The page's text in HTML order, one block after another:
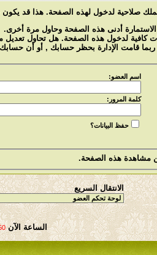
صلاحية لدخول لهذه الصفحة. هذا قد يكون
أدنى هذه الصفحة وحاول مرة أخرى.
كافية لدخول هذه الصفحة. هل تحاول
ربما قامت الإدارة بحظر حسابك , أو أن حسابك
اسم العضو:
كلمة المرور:
حفظ البيانات؟
مشاهدة هذه الصفحة.
الانتقال السريع
الساعة الآن